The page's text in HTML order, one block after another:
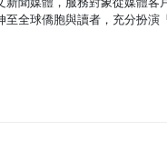
至全球僑胞與讀者，充分扮演